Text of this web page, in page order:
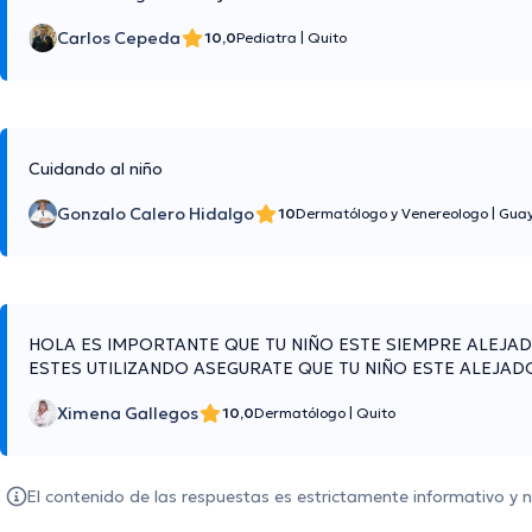
Carlos Cepeda 10,0Pediatra Quito
Cuidando al niño
Gonzalo Calero Hidalgo 10Dermatólogo y Venereologo
HOLA ES IMPORTANTE QUE TU NIÑO ESTE SIEMPRE
ESTES UTILIZANDO ASEGURATE QUE TU NIÑO ESTE
Ximena Gallegos 10,0Dermatólogo Quito
El contenido de las respuestas es estrictamente informativo